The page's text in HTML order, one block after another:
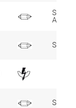
SC, D3,
Alarm-
SC,
SC